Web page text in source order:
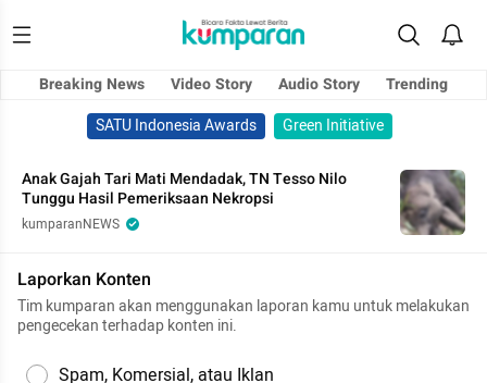
Breaking News Video Story Audio Story
Trending
SATU Indonesia Awards
Green Initiative
Anak Gajah Tari Mati Mendadak, TN Tesso Nilo
Tunggu Hasil Pemeriksaan Nekropsi
kumparanNEWS
Laporkan Konten
Tim kumparan akan menggunakan laporan kamu untuk melakukan
pengecekan terhadap konten ini.
Spam, Komersial, atau Iklan